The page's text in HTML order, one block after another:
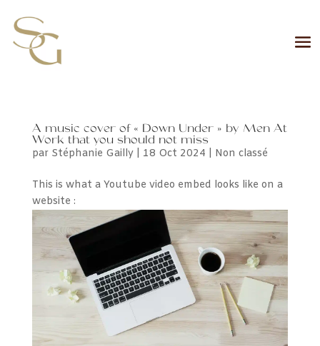
A music cover of « Down Under » by Men At
Work that you should not miss
par Stéphanie Gailly| 18 Oct 2024 Non classé
This is what a Youtube video embed looks like on a
website :